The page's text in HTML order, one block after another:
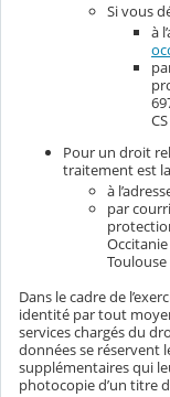
Si vous
à
Pour un droit
traitement est
à
par
Toulouse
Dans le cadre de
identité par tout
services chargés du
données se réservent
supplémentaires qui
photocopie d’un titre